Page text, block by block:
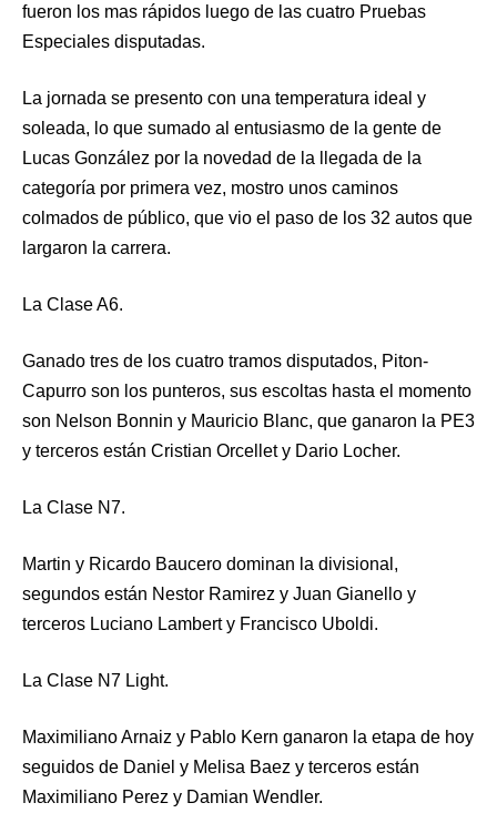
fueron los mas rápidos luego de las cuatro Pruebas
Especiales disputadas.
La jornada se presento con una temperatura ideal y
soleada, lo que sumado al entusiasmo de la gente de
Lucas González por la novedad de la llegada de la
categoría por primera vez, mostro unos caminos
colmados de público, que vio el paso de los 32 autos que
largaron la carrera.
La Clase A6.
Ganado tres de los cuatro tramos disputados, Piton-
Capurro son los punteros, sus escoltas hasta el momento
son Nelson Bonnin y Mauricio Blanc, que ganaron la PE3
y terceros están Cristian Orcellet y Dario Locher.
La Clase N7.
Martin y Ricardo Baucero dominan la divisional,
segundos están Nestor Ramirez y Juan Gianello y
terceros Luciano Lambert y Francisco Uboldi.
La Clase N7 Light.
Maximiliano Arnaiz y Pablo Kern ganaron la etapa de hoy
seguidos de Daniel y Melisa Baez y terceros están
Maximiliano Perez y Damian Wendler.